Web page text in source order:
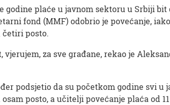
godine plaće u javnom sektoru u Srbiji bit
fond (MMF) odobrio je povećanje,
četiri posto.
vjerujem, za sve građane, rekao je
podsjetio da su početkom godine svi u
posto, a učitelji povećanje plaća od